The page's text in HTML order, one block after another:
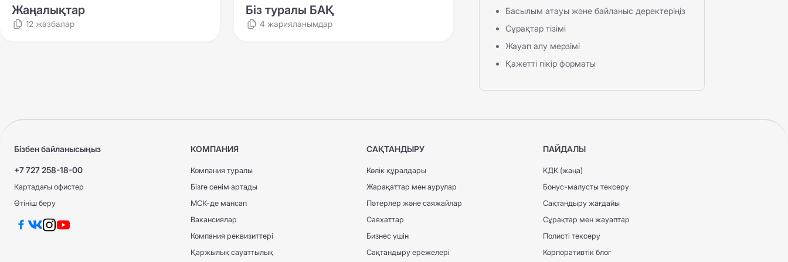
КҚИ АҚЖ ЕС
ТЖА АҚЖ МС
КҚИ АҚЖ ЕС
КАСКО +
Жаңалықтар
12 жазбалар
Біз туралы БАҚ
4 жарияланымдар
Басылым атауы және байланыс деректеріңіз
Сұрақтар тізімі
Жауап алу мерзімі
Қажетті пікір форматы
Бізбен байланысыңыз
+7 727 258-18-00
Картадағы офистер
Өтініш беру
КОМПАНИЯ
Компания туралы
Бізге сенім артады
МСК-де мансап
Вакансиялар
Компания реквизиттері
Қаржылық сауаттылық
САҚТАНДЫРУ
Көлік құралдары
Жарақаттар мен аурулар
Пәтерлер және саяжайлар
Саяхаттар
Бизнес үшін
Сақтандыру ережелері
ПАЙДАЛЫ
КДК (жаңа)
Бонус-малусты тексеру
Сақтандыру жағдайы
Сұрақтар мен жауаптар
Полисті тексеру
Корпоративтік блог